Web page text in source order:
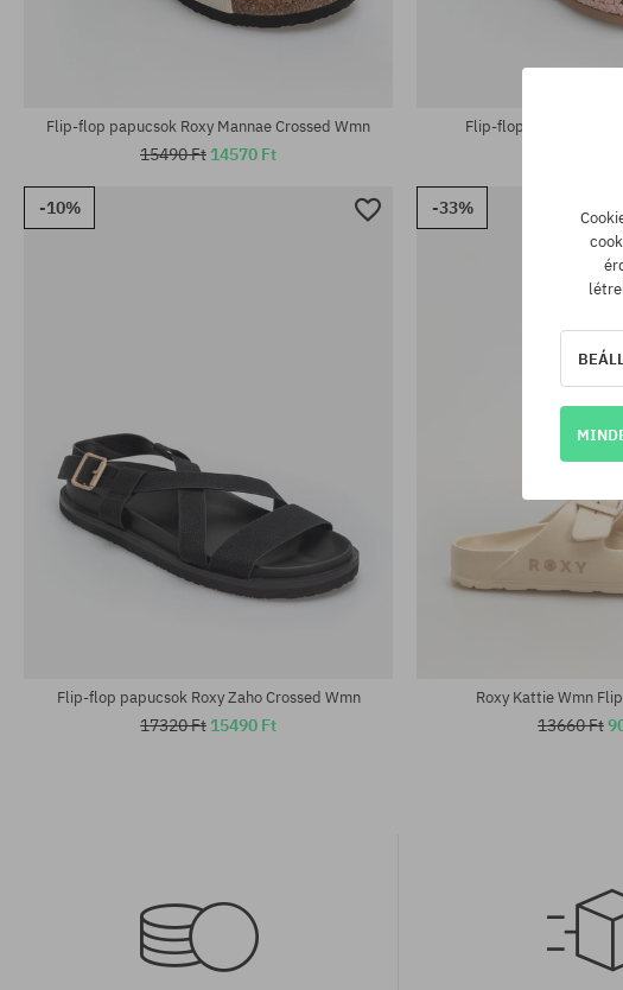
Elérhető méretek:
Flip-flop papucsok Roxy Mannae Crossed Wmn
15490 Ft 14570 Ft
Flip-flop papucsok
-10%
Flip-flop papucsok Roxy Zaho Crossed Wmn
17320 Ft 15490 Ft
-33%
Roxy Kattie Wmn
13660 Ft